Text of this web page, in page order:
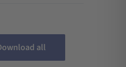
all